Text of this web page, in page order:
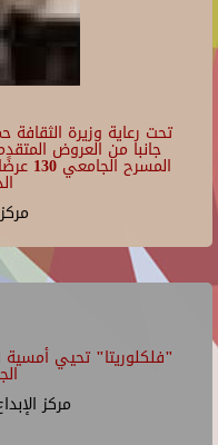
تحت رعاية وزيرة
جانبا من العروض
"فلكلوريتا" تحيي أمسية
مركز